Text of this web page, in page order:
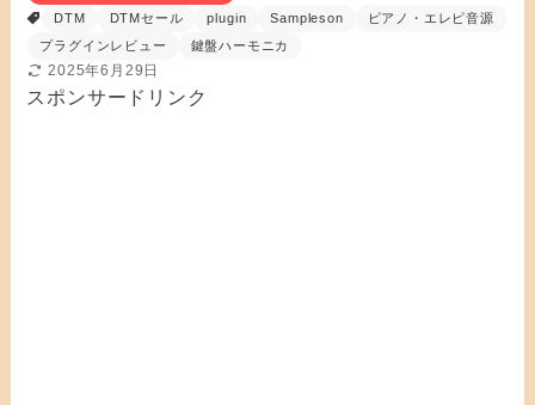
DTM
DTMセール plugin Sampleson
ピアノ・エレピ音源
プラグインレビュー
鍵盤ハーモニカ
2025年6月29日
スポンサードリンク